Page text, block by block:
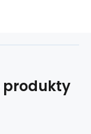
produkty